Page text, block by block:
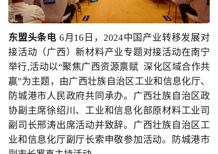
东盟头条电 6月16日，2024中国产业转移发展对
接活动（广西）新材料产业专题对接活动在南宁
举行,活动以“聚焦广西资源禀赋 深化区域合作共
赢”为主题，由广西壮族自治区工业和信息化厅、
防城港市人民政府共同承办。广西壮族自治区政
协副主席徐绍川、工业和信息化部原材料工业司
副司长邢涛出席活动并致辞。广西壮族自治区工
业和信息化厅副厅长索申敬参加活动。防城港市